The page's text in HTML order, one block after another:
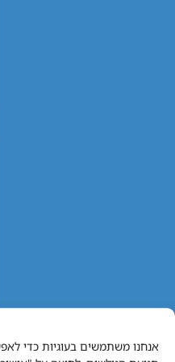
אנחנו משתמשים בעוגיות כדי